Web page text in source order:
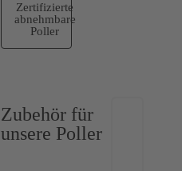
Zertifizierte
abnehmbare
Poller
Zubehör für
unsere Poller